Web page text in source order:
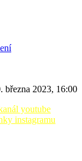
března 2023, 16:00